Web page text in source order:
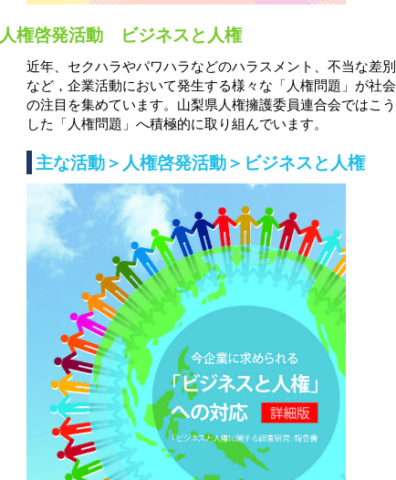
人権啓発活動 ビジネスと人権
近年、セクハラやパワハラなどのハラスメント、不当な差別
など，企業活動において発生する様々な「人権問題」が社会
の注目を集めています。山梨県人権擁護委員連合会ではこう
した「人権問題」へ積極的に取り組んでいます。
主な活動＞人権啓発活動＞ビジネスと人権